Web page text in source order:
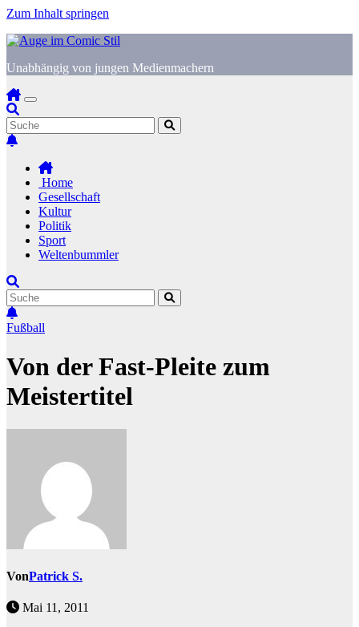
Zum Inhalt springen
Unabhängig von jungen Medienmachern
Home
Gesellschaft
Kultur
Politik
Sport
Weltenbummler
Fußball
Von der Fast-Pleite zum
Meistertitel
VonPatrick S.
Mai 11, 2011